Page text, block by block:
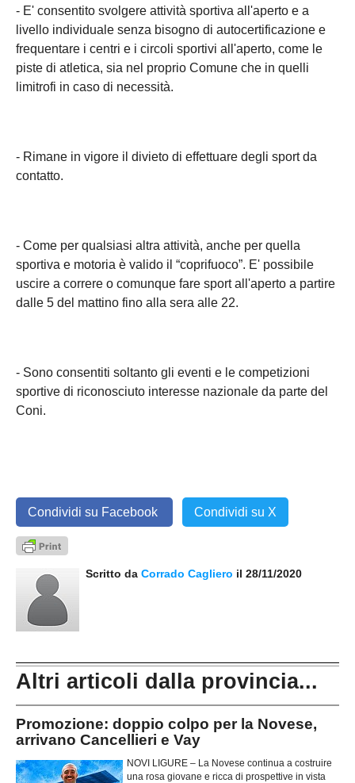
- E' consentito svolgere attività sportiva all'aperto e a
livello individuale senza bisogno di autocertificazione e
frequentare i centri e i circoli sportivi all'aperto, come le
piste di atletica, sia nel proprio Comune che in quelli
limitrofi in caso di necessità.
- Rimane in vigore il divieto di effettuare degli sport da
contatto.
- Come per qualsiasi altra attività, anche per quella
sportiva e motoria è valido il “coprifuoco”. E' possibile
uscire a correre o comunque fare sport all'aperto a partire
dalle 5 del mattino fino alla sera alle 22.
- Sono consentiti soltanto gli eventi e le competizioni
sportive di riconosciuto interesse nazionale da parte del
Coni.
Condividi su Facebook Condividi su X
Scritto da Corrado Cagliero il 28/11/2020
Altri articoli dalla provincia...
Promozione: doppio colpo per la Novese,
arrivano Cancellieri e Vay
NOVI LIGURE – La Novese continua a costruire
una rosa giovane e ricca di prospettive in vista